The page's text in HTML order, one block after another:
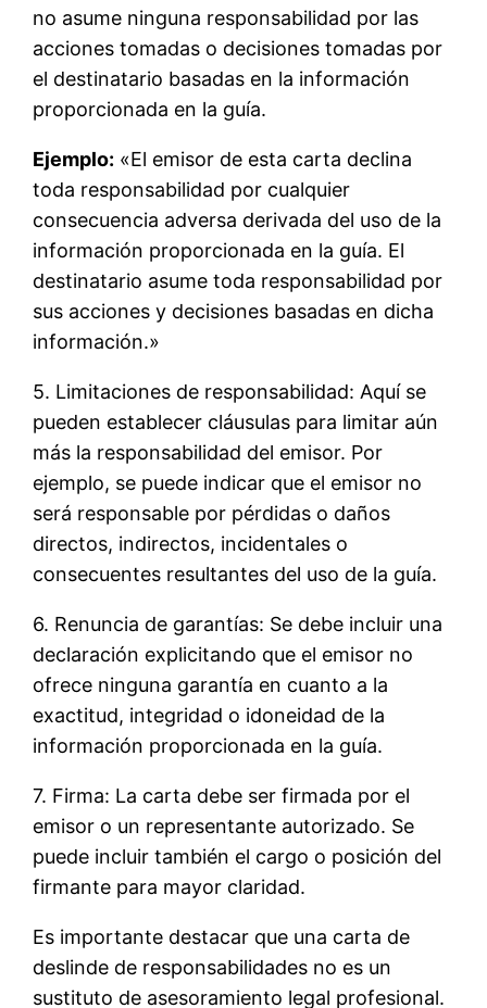
no asume ninguna responsabilidad por las
acciones tomadas o decisiones tomadas por
el destinatario basadas en la información
proporcionada en la guía.
Ejemplo: «El emisor de esta carta declina
toda responsabilidad por cualquier
consecuencia adversa derivada del uso de la
información proporcionada en la guía. El
destinatario asume toda responsabilidad por
sus acciones y decisiones basadas en dicha
información.»
5. Limitaciones de responsabilidad: Aquí se
pueden establecer cláusulas para limitar aún
más la responsabilidad del emisor. Por
ejemplo, se puede indicar que el emisor no
será responsable por pérdidas o daños
directos, indirectos, incidentales o
consecuentes resultantes del uso de la guía.
6. Renuncia de garantías: Se debe incluir una
declaración explicitando que el emisor no
ofrece ninguna garantía en cuanto a la
exactitud, integridad o idoneidad de la
información proporcionada en la guía.
7. Firma: La carta debe ser firmada por el
emisor o un representante autorizado. Se
puede incluir también el cargo o posición del
firmante para mayor claridad.
Es importante destacar que una carta de
deslinde de responsabilidades no es un
sustituto de asesoramiento legal profesional.